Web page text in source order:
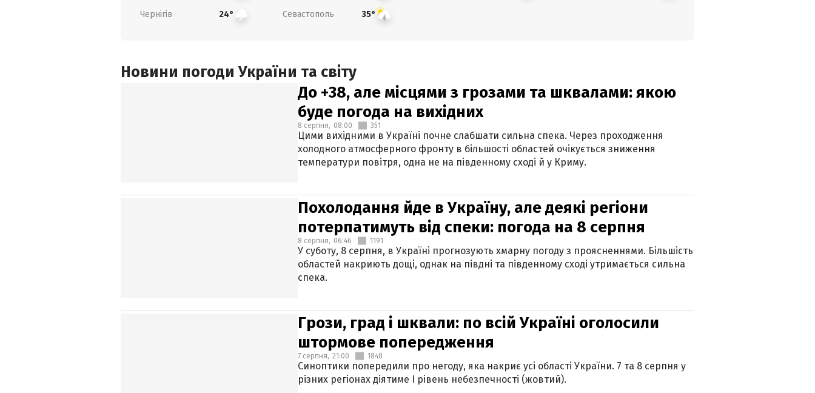
Чернігів 24° Севастополь 35°
Новини погоди України та світу
До +38, але місцями з грозами та шквалами: якою
буде погода на вихідних
8 серпня, 08:00 351
Цими вихідними в Україні почне слабшати сильна спека. Через проходження
холодного атмосферного фронту в більшості областей очікується зниження
температури повітря, одна не на південному сході й у Криму.
Похолодання йде в Україну, але деякі регіони
потерпатимуть від спеки: погода на 8 серпня
8 серпня, 06:46 1191
У суботу, 8 серпня, в Україні прогнозують хмарну погоду з проясненнями. Більшість
областей накриють дощі, однак на півдні та південному сході утримається сильна
спека.
Грози, град і шквали: по всій Україні оголосили
штормове попередження
7 серпня, 21:00 1848
Синоптики попередили про негоду, яка накриє усі області України. 7 та 8 серпня у
різних регіонах діятиме І рівень небезпечності (жовтий).